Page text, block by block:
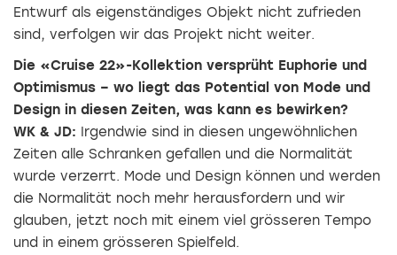
Entwurf als eigenständiges Objekt nicht zufrieden
sind, verfolgen wir das Projekt nicht weiter.
Die «Cruise 22»-Kollektion versprüht Euphorie und
Optimismus – wo liegt das Potential von Mode und
Design in diesen Zeiten, was kann es bewirken?
WK & JD: Irgendwie sind in diesen ungewöhnlichen
Zeiten alle Schranken gefallen und die Normalität
wurde verzerrt. Mode und Design können und werden
die Normalität noch mehr herausfordern und wir
glauben, jetzt noch mit einem viel grösseren Tempo
und in einem grösseren Spielfeld.